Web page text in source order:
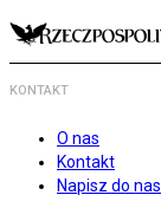
KONTAKT
O nas
Kontakt
Napisz do nas